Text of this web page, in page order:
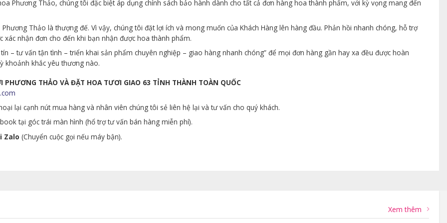
Phương Thảo, chúng tôi đặc biệt áp dụng chính sách bảo hành dành cho tất cả đơn hàng hoa thành phẩm, với kỳ vọng mang đến
Thảo là thượng đế. Vì vậy, chúng tôi đặt lợi ích và mong muốn của Khách Hàng lên hàng đầu. Phản hồi nhanh chóng, hỗ trợ
nhận đơn cho đến khi bạn nhận được hoa thành phẩm.
– tư vấn tận tình – triển khai sản phẩm chuyên nghiệp – giao hàng nhanh chóng” để mọi đơn hàng gần hay xa đều được hoàn
khoảnh khắc yêu thương nào.
PHƯƠNG THẢO VÀ ĐẶT HOA TƯƠI GIAO 63 TỈNH THÀNH TOÀN QUỐC
lại cạnh nút mua hàng và nhân viên chúng tôi sẻ liên hệ lại và tư vấn cho quý khách.
tại góc trái màn hình (hổ trợ tư vấn bán hàng miễn phí).
Zalo (Chuyển cuộc gọi nếu máy bận).
Xem thêm